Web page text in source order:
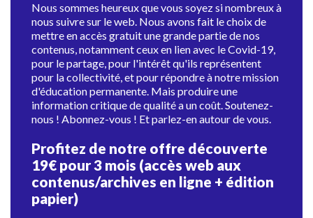
Nous sommes heureux que vous soyez si nombreux à
nous suivre sur le web. Nous avons fait le choix de
mettre en accès gratuit une grande partie de nos
contenus, notamment ceux en lien avec le Covid-19,
pour le partage, pour l'intérêt qu'ils représentent
pour la collectivité, et pour répondre à notre mission
d'éducation permanente. Mais produire une
information critique de qualité a un coût. Soutenez-
nous ! Abonnez-vous ! Et parlez-en autour de vous.
Profitez de notre offre découverte
19€ pour 3 mois (accès web aux
contenus/archives en ligne + édition
papier)